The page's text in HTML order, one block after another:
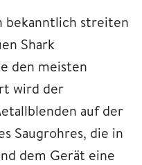
bekanntlich streiten
Shark
den meisten
wird der
auf der
Saugrohres, die in
dem Gerät eine